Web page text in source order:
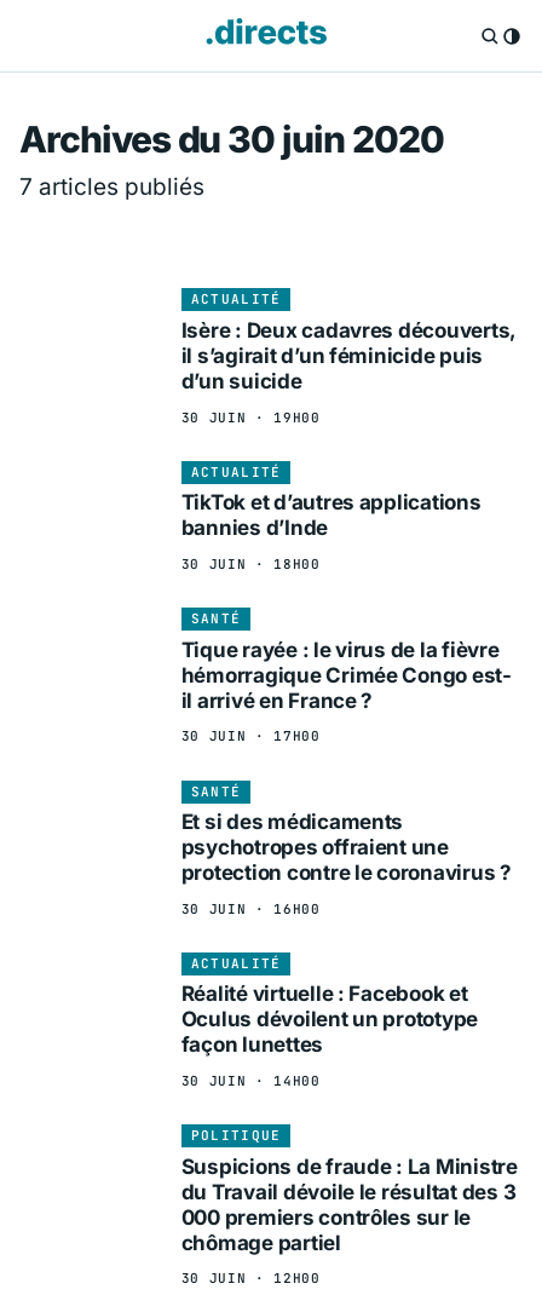
Directs.fr —
Archives du 30 juin 2020
7 articles publiés
ACTUALITÉ
Isère : Deux cadavres découverts,
il s’agirait d’un féminicide puis
d’un suicide
30 JUIN · 19H00
ACTUALITÉ
TikTok et d’autres applications
bannies d’Inde
30 JUIN · 18H00
SANTÉ
Tique rayée : le virus de la fièvre
hémorragique Crimée Congo est-
il arrivé en France ?
30 JUIN · 17H00
SANTÉ
Et si des médicaments
psychotropes offraient une
protection contre le coronavirus ?
30 JUIN · 16H00
ACTUALITÉ
Réalité virtuelle : Facebook et
Oculus dévoilent un prototype
façon lunettes
30 JUIN · 14H00
POLITIQUE
Suspicions de fraude : La Ministre
du Travail dévoile le résultat des 3
000 premiers contrôles sur le
chômage partiel
30 JUIN · 12H00